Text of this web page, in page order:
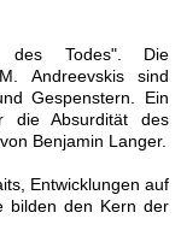
des Todes". Die
Andreevskis sind
Gespenstern. Ein
die Absurdität des
Benjamin Langer.
Entwicklungen auf
bilden den Kern der